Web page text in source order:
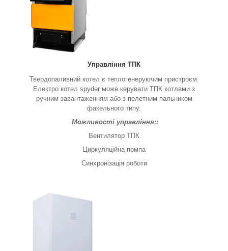
Управління ТПК
Твердопаливний котел є теплогенеруючим пристроєм.
Електро котел spyder може керувати ТПК котлами з
ручним завантаженням або з пелетним пальником
факельного типу.
Можливості управління::
Вентилятор ТПК
Циркуляційна помпа
Синхронізація роботи